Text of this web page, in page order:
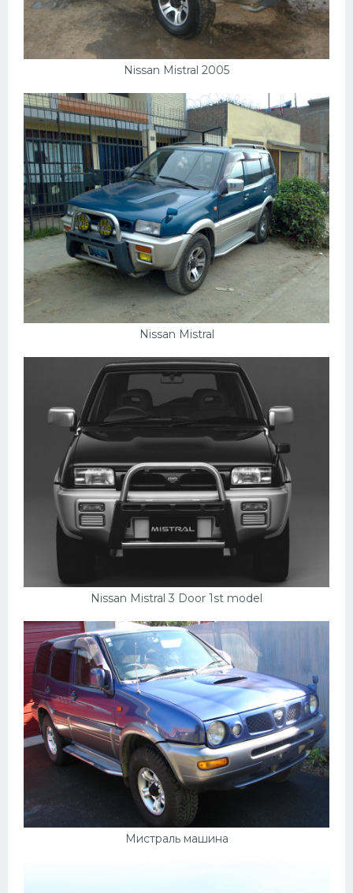
Nissan Mistral 2005
Nissan Mistral
Nissan Mistral 3 Door 1st model
Мистраль машина
Опель
Подводные лодки
Киа
Танки
Крайслер
Порше
Самолеты
Корабли
Комплектующие
Тойота
Лодки
Мазда
Самокаты
Велосипеды
Прогулочные суда
Лимузины
Автобусы
Хонда
Грузовики
Шевроле
УАЗ
Автокемпер
Феррари